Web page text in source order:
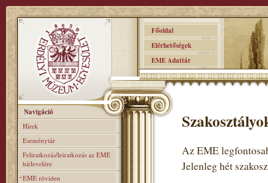
Főoldal
Elérhetőségek
EME Adattár
Navigáció
Hírek
Eseménytár
Feliratkozás/leiratkozás az EME
hírlevelére
EME röviden
Az EME
Jelenleg hét